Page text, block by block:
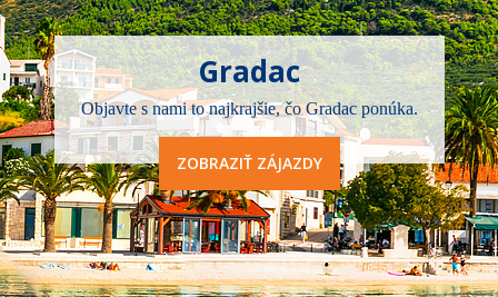
Gradac
Objavte s nami to najkrajšie, čo Gradac ponúka.
ZOBRAZIŤ ZÁJAZDY